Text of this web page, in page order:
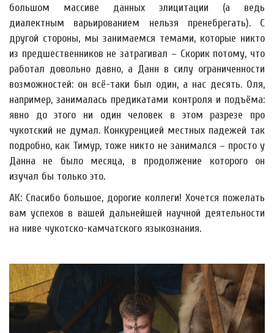
большом массиве данных элицитации (а ведь
диалектным варьированием нельзя пренебрегать). С
другой стороны, мы занимаемся темами, которые никто
из предшественников не затрагивал – Скорик потому, что
работал довольно давно, а Данн в силу ограниченности
возможностей: он всё-таки был один, а нас десять. Оля,
например, занималась предикатами контроля и подъёма:
явно до этого ни один человек в этом разрезе про
чукотский не думал. Конкуренцией местных падежей так
подробно, как Тимур, тоже никто не занимался – просто у
Данна не было месяца, в продолжение которого он
изучал бы только это.
АК: Спасибо большое, дорогие коллеги! Хочется пожелать
вам успехов в вашей дальнейшей научной деятельности
на ниве чукотско-камчатского языкознания.